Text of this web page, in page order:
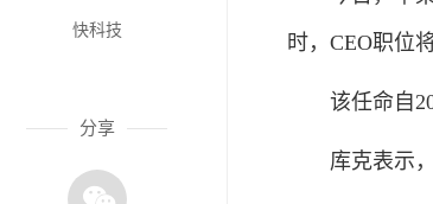
快科技
分享
时，CEO职位
该任命自
库克表示，